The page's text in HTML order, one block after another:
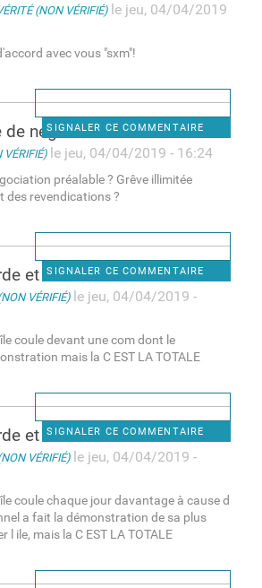
(NON VÉRIFIÉ)le jeu, 04/04/2019
avec vous "sxm"!
SIGNALER CE COMMENTAIRE
de négociation
le jeu, 04/04/2019 - 16:24
préalable ? Grêve illimitée
des revendications ?
SIGNALER CE COMMENTAIRE
et l île
VÉRIFIÉ)le jeu, 04/04/2019 -
coule devant une com dont le
mais la C EST LA TOTALE
SIGNALER CE COMMENTAIRE
et l île
VÉRIFIÉ)le jeu, 04/04/2019 -
coule chaque jour davantage à cause d
a fait la démonstration de sa plus
ile, mais la C EST LA TOTALE